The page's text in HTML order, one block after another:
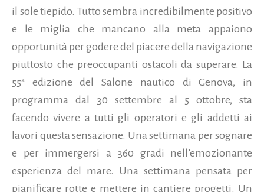
il sole tiepido. Tutto sembra incredibilmente positivo
e le miglia che mancano alla meta appaiono
opportunità per godere del piacere della navigazione
piuttosto che preoccupanti ostacoli da superare. La
55ª edizione del Salone nautico di Genova, in
programma dal 30 settembre al 5 ottobre, sta
facendo vivere a tutti gli operatori e gli addetti ai
lavori questa sensazione. Una settimana per sognare
e per immergersi a 360 gradi nell’emozionante
esperienza del mare. Una settimana pensata per
pianificare rotte e mettere in cantiere progetti. Un